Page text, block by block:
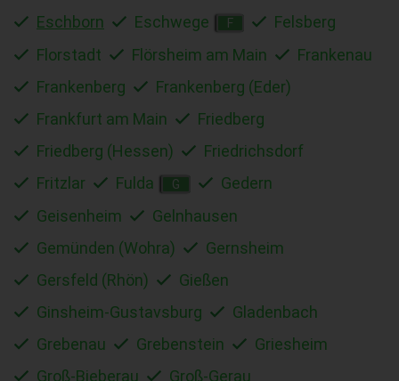
Eschborn
Eschwege F
Felsberg
Florstadt
Flörsheim am Main
Frankenau
Frankenberg
Frankenberg (Eder)
Frankfurt am Main
Friedberg
Friedberg (Hessen)
Friedrichsdorf
Fritzlar
Fulda G
Gedern
Geisenheim
Gelnhausen
Gemünden (Wohra)
Gernsheim
Gersfeld (Rhön)
Gießen
Ginsheim-Gustavsburg
Gladenbach
Grebenau
Grebenstein
Griesheim
Groß-Bieberau
Groß-Gerau